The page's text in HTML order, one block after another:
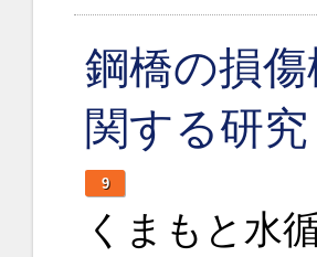
鋼橋の損
関する研究
9
くまもと水